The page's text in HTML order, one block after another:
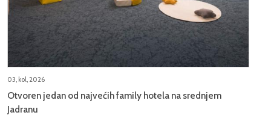
03, kol, 2026
Otvoren jedan od najvećih family hotela na srednjem
Jadranu